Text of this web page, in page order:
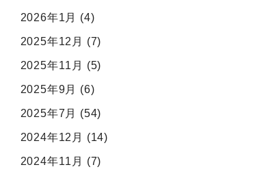
2026年1月 (4)
2025年12月 (7)
2025年11月 (5)
2025年9月 (6)
2025年7月 (54)
2024年12月 (14)
2024年11月 (7)